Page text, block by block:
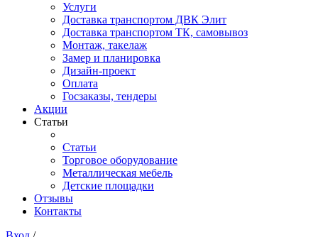
Услуги
Доставка транспортом ДВК Элит
Доставка транспортом ТК, самовывоз
Монтаж, такелаж
Замер и планировка
Дизайн-проект
Оплата
Госзаказы, тендеры
Акции
Статьи
Статьи
Торговое оборудование
Металлическая мебель
Детские площадки
Отзывы
Контакты